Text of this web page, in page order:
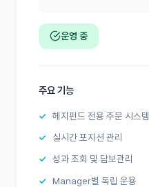
운영 중
주요 기능
헤지펀드 전용 주문 시스템
실시간 포지션 관리
성과 조회 및 담보관리
Manager별 독립 운용